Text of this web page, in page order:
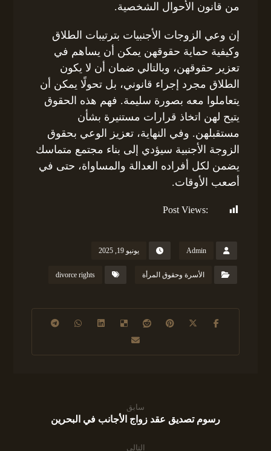
من قانون الأحوال الشخصية.
إن وعي الزوجات الأجنبيات بترتيبات الطلاق
وكيفية حماية حقوقهن يمكن أن يساهم في
تعزير حقوقهن، وبالتالي ضمان أن لا يكون
الطلاق مجرد إجراء قانوني، بل تحولًا يمكن أن
يتعاملوا معه بصورة سليمة. فهم هذه الحقوق
يتيح لهن اتخاذ قرارات مستنيرة بشأن
مستقبلهن. وفي النهاية، تعزيز الوعي بحقوق
الزوجة الأجنبية سيؤدي إلى بناء مجتمع متماسك
يضمن لكل أفراده العدالة والمساواة، حتى في
أصعب الأوقات.
Post Views:
Admin يونيو 19, 2025
الأسرة وحقوق المرأة divorce rights
سابق
رسوم تصديق عقد زواج الأجانب في البحرين
التالي